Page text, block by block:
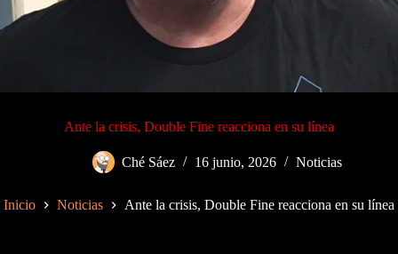
Ante la crisis, Double Fine reacciona en su línea
Ché Sáez 16 junio, 2026 Noticias
Inicio Noticias Ante la crisis, Double Fine reacciona en su línea